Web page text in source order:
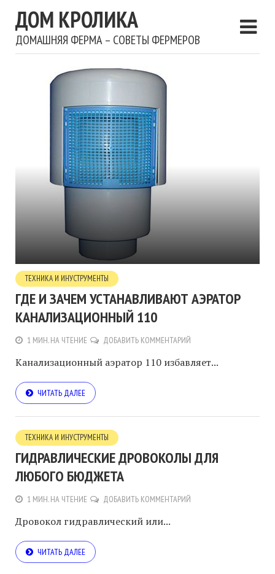
ДОМ КРОЛИКА
ДОМАШНЯЯ ФЕРМА – СОВЕТЫ ФЕРМЕРОВ
ТЕХНИКА И ИНУСТРУМЕНТЫ
ГДЕ И ЗАЧЕМ УСТАНАВЛИВАЮТ АЭРАТОР
КАНАЛИЗАЦИОННЫЙ 110
1 МИН. НА ЧТЕНИЕ ДОБАВИТЬ КОММЕНТАРИЙ
Канализационный аэратор 110 избавляет...
ЧИТАТЬ ДАЛЕЕ
ТЕХНИКА И ИНУСТРУМЕНТЫ
ГИДРАВЛИЧЕСКИЕ ДРОВОКОЛЫ ДЛЯ
ЛЮБОГО БЮДЖЕТА
1 МИН. НА ЧТЕНИЕ ДОБАВИТЬ КОММЕНТАРИЙ
Дровокол гидравлический или...
ЧИТАТЬ ДАЛЕЕ